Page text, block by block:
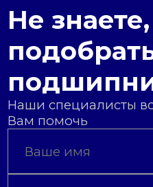
Не
Наши специалисты
Вам помочь